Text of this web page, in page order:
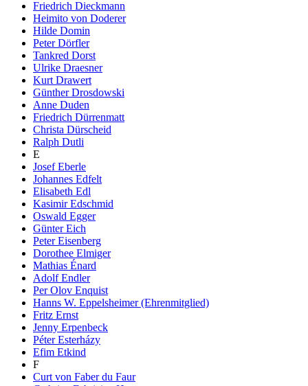
Friedrich Dieckmann
Heimito von Doderer
Hilde Domin
Peter Dörfler
Tankred Dorst
Ulrike Draesner
Kurt Drawert
Günther Drosdowski
Anne Duden
Friedrich Dürrenmatt
Christa Dürscheid
Ralph Dutli
E
Josef Eberle
Johannes Edfelt
Elisabeth Edl
Kasimir Edschmid
Oswald Egger
Günter Eich
Peter Eisenberg
Dorothee Elmiger
Mathias Énard
Adolf Endler
Per Olov Enquist
Hanns W. Eppelsheimer (Ehrenmitglied)
Fritz Ernst
Jenny Erpenbeck
Péter Esterházy
Efim Etkind
F
Curt von Faber du Faur